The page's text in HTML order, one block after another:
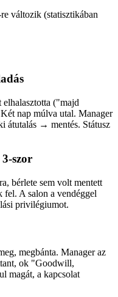
változik (statisztikában
elhalasztotta ("majd
nap múlva utal. Manager
átutalás → mentés. Státusz
szor
bérlete sem volt mentett
A salon a vendéggel
privilégiumot.
megbánta. Manager az
ok "Goodwill,
magát, a kapcsolat